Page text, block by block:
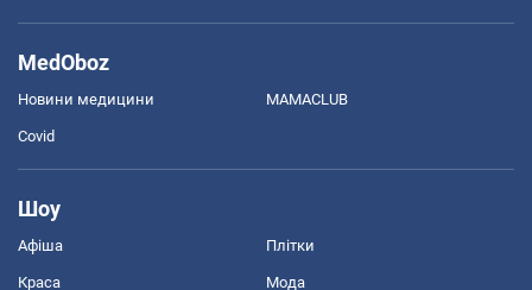
MedOboz
Новини медицини MAMACLUB
Covid
Шоу
Афіша Плітки
Краса Мода